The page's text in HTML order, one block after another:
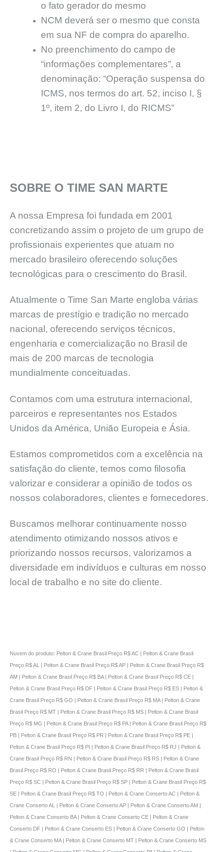
o fato gerador do mesmo
NCM deverá ser o mesmo que consta
em sua NF de compra do aparelho.
No preenchimento do campo de
“informações complementares”, a
denominação: “Operação suspensa do
ICMS, nos termos do art. 52, inciso I, §
1º, item 2, do Livro I, do RICMS”
SOBRE O TIME SAN MARTE
A nossa Empresa foi fundada em 2001
concretizando assim o projeto de um grupo de
profissionais experientes que atuam no
mercado brasileiro oferecendo soluções
tecnológicas para o crescimento do Brasil.
Atualmente o Time San Marte engloba várias
marcas de prestígio e tradição no mercado
nacional, oferecendo serviços técnicos,
engenharia e comercialização no Brasil de
mais de 200 marcas de tecnologia
mundialmente conceituadas.
Contamos com uma estrutura internacional,
parceiros e representantes nos Estados
Unidos da América, União Europeia e Ásia.
Estamos comprometidos com a excelência na
satisfação do cliente, temos como filosofia
valorizar e considerar a opinião de todos os
nossos colaboradores, clientes e fornecedores.
Buscamos melhorar continuamente nosso
atendimento otimizando nossos ativos e
priorizando nossos recursos, valorizamos a
diversidade em indivíduos e culturas em nosso
local de trabalho e no site do cliente.
Nuvem do produto: Pelton & Crane Brasil Preço R$ AC | Pelton & Crane Brasil
Preço R$ AL | Pelton & Crane Brasil Preço R$ AP | Pelton & Crane Brasil Preço R$
AM | Pelton & Crane Brasil Preço R$ BA | Pelton & Crane Brasil Preço R$ CE |
Pelton & Crane Brasil Preço R$ DF | Pelton & Crane Brasil Preço R$ ES | Pelton &
Crane Brasil Preço R$ GO | Pelton & Crane Brasil Preço R$ MA | Pelton & Crane
Brasil Preço R$ MT | Pelton & Crane Brasil Preço R$ MS | Pelton & Crane Brasil
Preço R$ MG | Pelton & Crane Brasil Preço R$ PA | Pelton & Crane Brasil Preço R$
PB | Pelton & Crane Brasil Preço R$ PR | Pelton & Crane Brasil Preço R$ PE |
Pelton & Crane Brasil Preço R$ PI | Pelton & Crane Brasil Preço R$ RJ | Pelton &
Crane Brasil Preço R$ RN | Pelton & Crane Brasil Preço R$ RS | Pelton & Crane
Brasil Preço R$ RO | Pelton & Crane Brasil Preço R$ RR | Pelton & Crane Brasil
Preço R$ SC | Pelton & Crane Brasil Preço R$ SP | Pelton & Crane Brasil Preço R$
SE | Pelton & Crane Brasil Preço R$ TO | Pelton & Crane Conserto AC | Pelton &
Crane Conserto AL | Pelton & Crane Conserto AP | Pelton & Crane Conserto AM |
Pelton & Crane Conserto BA | Pelton & Crane Conserto CE | Pelton & Crane
Conserto DF | Pelton & Crane Conserto ES | Pelton & Crane Conserto GO | Pelton
& Crane Conserto MA | Pelton & Crane Conserto MT | Pelton & Crane Conserto MS